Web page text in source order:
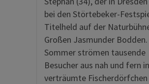
bei den Störtebeker-
Titelheld auf der
Großen Jasmunder
Sommer strömen tausende
Besucher aus nah und fern
verträumte Fischerdörfchen